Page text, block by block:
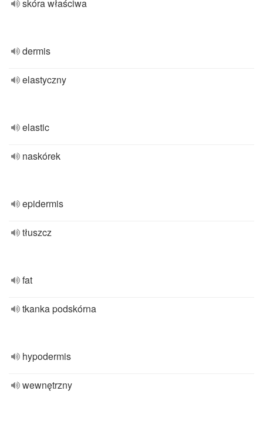
skóra właściwa
dermis
elastyczny
elastic
naskórek
epidermis
tłuszcz
fat
tkanka podskórna
hypodermis
wewnętrzny